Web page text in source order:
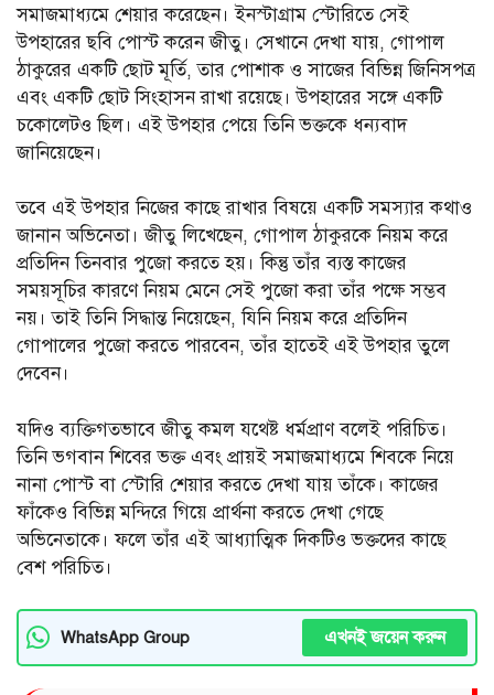
সমাজমাধ্যমে শেয়ার করেছেন। ইনস্টাগ্রাম স্টোরিতে সেই
উপহারের ছবি পোস্ট করেন জীতু। সেখানে দেখা যায়, গোপাল
ঠাকুরের একটি ছোট মূর্তি, তার পোশাক ও সাজের বিভিন্ন জিনিসপত্র
এবং একটি ছোট সিংহাসন রাখা রয়েছে। উপহারের সঙ্গে একটি
চকোলেটও ছিল। এই উপহার পেয়ে তিনি ভক্তকে ধন্যবাদ
জানিয়েছেন।
তবে এই উপহার নিজের কাছে রাখার বিষয়ে একটি সমস্যার কথাও
জানান অভিনেতা। জীতু লিখেছেন, গোপাল ঠাকুরকে নিয়ম করে
প্রতিদিন তিনবার পুজো করতে হয়। কিন্তু তাঁর ব্যস্ত কাজের
সময়সূচির কারণে নিয়ম মেনে সেই পুজো করা তাঁর পক্ষে সম্ভব
নয়। তাই তিনি সিদ্ধান্ত নিয়েছেন, যিনি নিয়ম করে প্রতিদিন
গোপালের পুজো করতে পারবেন, তাঁর হাতেই এই উপহার তুলে
দেবেন।
যদিও ব্যক্তিগতভাবে জীতু কমল যথেষ্ট ধর্মপ্রাণ বলেই পরিচিত।
তিনি ভগবান শিবের ভক্ত এবং প্রায়ই সমাজমাধ্যমে শিবকে নিয়ে
নানা পোস্ট বা স্টোরি শেয়ার করতে দেখা যায় তাঁকে। কাজের
ফাঁকেও বিভিন্ন মন্দিরে গিয়ে প্রার্থনা করতে দেখা গেছে
অভিনেতাকে। ফলে তাঁর এই আধ্যাত্মিক দিকটিও ভক্তদের কাছে
বেশ পরিচিত।
WhatsApp Group এখনই জয়েন করুন